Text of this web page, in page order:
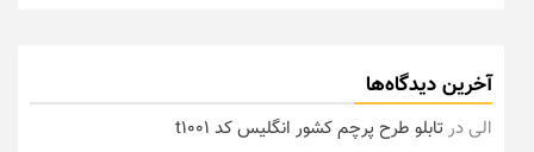
آخرین دیدگاه‌ها
الیدرتابلو طرح پرچم کشور انگلیس کد t1001